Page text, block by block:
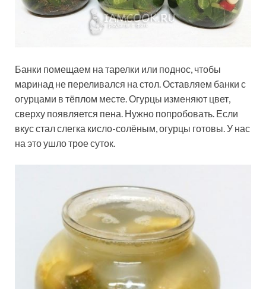
Банки помещаем на тарелки или поднос, чтобы
маринад не переливался на стол. Оставляем банки с
огурцами в тёплом месте. Огурцы изменяют цвет,
сверху появляется пена. Нужно попробовать. Если
вкус стал слегка кисло-солёным, огурцы готовы. У нас
на это ушло трое суток.